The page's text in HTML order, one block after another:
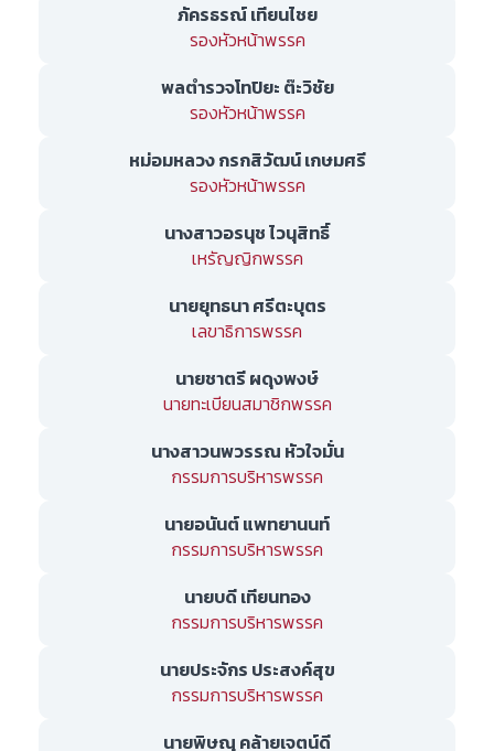
ภัครธรณ์ เทียนไชย
รองหัวหน้าพรรค
พลตำรวจโทปิยะ ต๊ะวิชัย
รองหัวหน้าพรรค
หม่อมหลวง กรกสิวัฒน์เกษมศรี
รองหัวหน้าพรรค
นางสาวอรนุช ไวนุสิทธิ์
เหรัญญิกพรรค
นายยุทธนา ศรีตะบุตร
เลขาธิการพรรค
นายชาตรี ผดุงพงษ์
นายทะเบียนสมาชิกพรรค
นางสาวนพวรรณ หัวใจมั่น
กรรมการบริหารพรรค
นายอนันต์ แพทยานนท์
กรรมการบริหารพรรค
นายบดี เทียนทอง
กรรมการบริหารพรรค
นายประจักร ประสงค์สุข
กรรมการบริหารพรรค
นายพิษณุ คล้ายเจตน์ดี